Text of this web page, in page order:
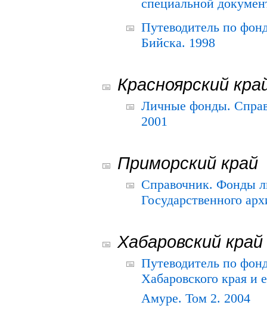
специальной
Путеводитель по
Бийска. 1998
Красноярский
Личные фонды.
2001
Приморский край
Справочник. Фонды
Государственного
Хабаровский край
Путеводитель по
Хабаровского края и
Амуре. Том 2. 2004